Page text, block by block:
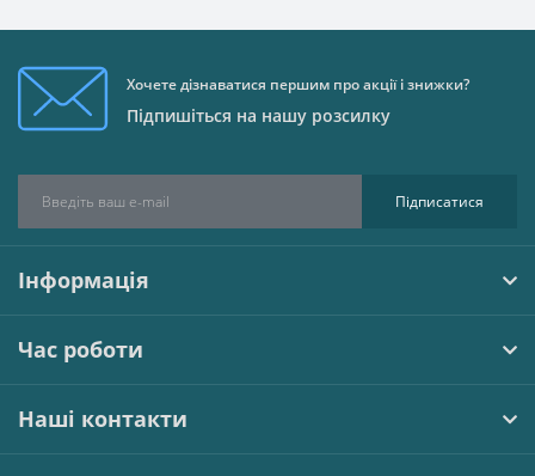
Хочете дізнаватися першим про акції і знижки?
Підпишіться на нашу розсилку
Підписатися
Інформація
Час роботи
Наші контакти